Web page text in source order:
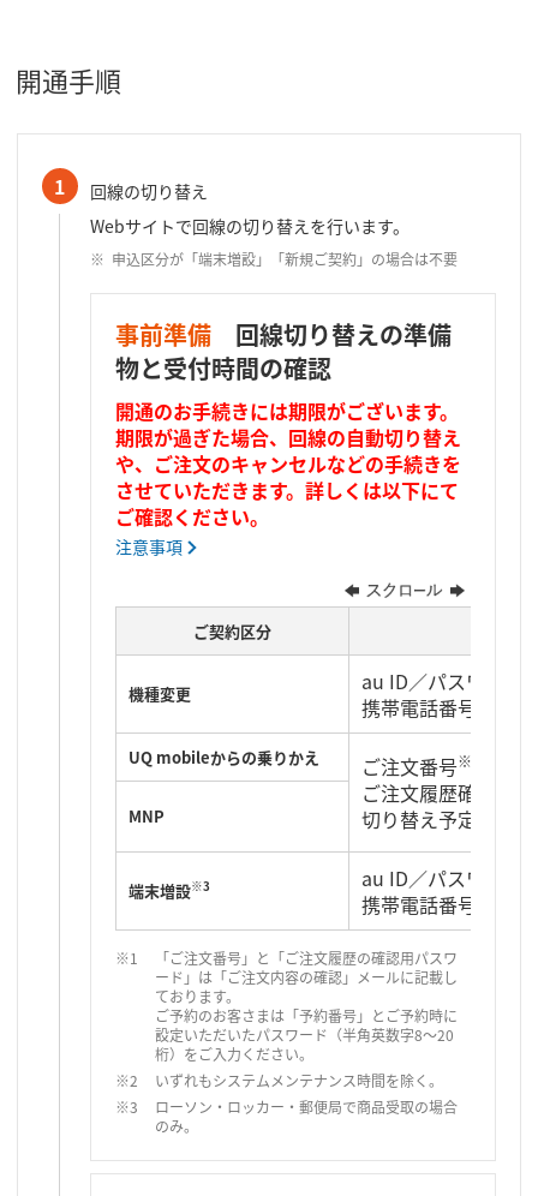
開通手順
1
回線の切り替え
Webサイトで回線の切り替えを行います。
申込区分が「端末増設」「新規ご契約」の場合は不要
事前準備回線切り替えの準備
物と受付時間の確認
開通のお手続きには期限がございます。
期限が過ぎた場合、回線の自動切り替え
や、ご注文のキャンセルなどの手続きを
させていただきます。詳しくは以下にて
ご確認ください。
注意事項
ご契約区分
機種変更
au ID／パスワード
携帯電話番号
UQ mobileからの乗りかえ ご注文番号※1
ご注文履歴確認用
切り替え予定の携
MNP
端末増設※3
au ID／パスワード
携帯電話番号
「ご注文番号」と「ご注文履歴の確認用パスワ
ード」は「ご注文内容の確認」メールに記載し
ております。
ご予約のお客さまは「予約番号」とご予約時に
設定いただいたパスワード（半角英数字8～20
桁）をご入力ください。
いずれもシステムメンテナンス時間を除く。
ローソン・ロッカー・郵便局で商品受取の場合
のみ。